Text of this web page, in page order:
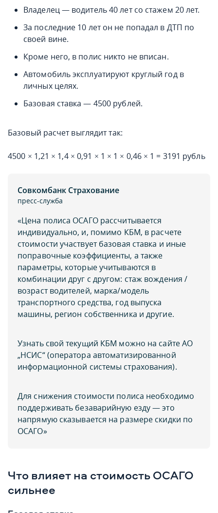
Владелец — водитель 40 лет со стажем 20 лет.
За последние 10 лет он не попадал в ДТП по
своей вине.
Кроме него, в полис никто не вписан.
Автомобиль эксплуатируют круглый год в
личных целях.
Базовая ставка — 4500 рублей.
Базовый расчет выглядит так:
4500 × 1,21 × 1,4 × 0,91 × 1 × 1 × 0,46 × 1 = 3191 рубль
Совкомбанк Страхование
пресс-служба
«Цена полиса ОСАГО рассчитывается
индивидуально, и, помимо КБМ, в расчете
стоимости участвует базовая ставка и иные
поправочные коэффициенты, а также
параметры, которые учитываются в
комбинации друг с другом: стаж вождения /
возраст водителей, марка/модель
транспортного средства, год выпуска
машины, регион собственника и другие.
Узнать свой текущий КБМ можно на сайте АО
„НСИС“ (оператора автоматизированной
информационной системы страхования).
Для снижения стоимости полиса необходимо
поддерживать безаварийную езду — это
напрямую сказывается на размере скидки по
ОСАГО»
Что влияет на стоимость ОСАГО
сильнее